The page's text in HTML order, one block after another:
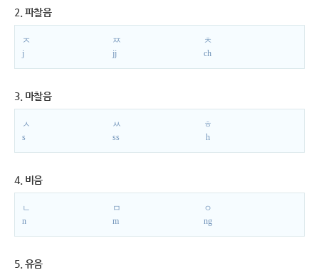
2. 파찰음
ㅈ
j
ㅉ
jj
ㅊ
ch
3. 마찰음
ㅅ
s
ㅆ
ss
ㅎ
h
4. 비음
ㄴ
n
ㅁ
m
ㅇ
ng
5. 유음